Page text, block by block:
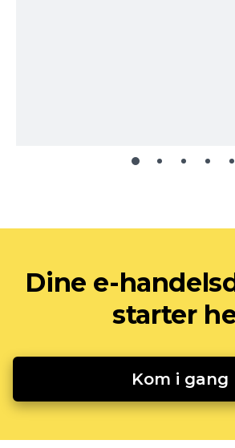
Dine e-
starter
Kom i gang